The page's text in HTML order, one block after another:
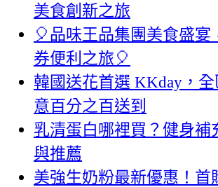
美食創新之旅
🎈品味王品集團美食盛宴
券便利之旅🎈
韓國送花首選 KKday，
意百分之百送到
乳清蛋白哪裡買？健身補
與推薦
美強生奶粉最新優惠！首